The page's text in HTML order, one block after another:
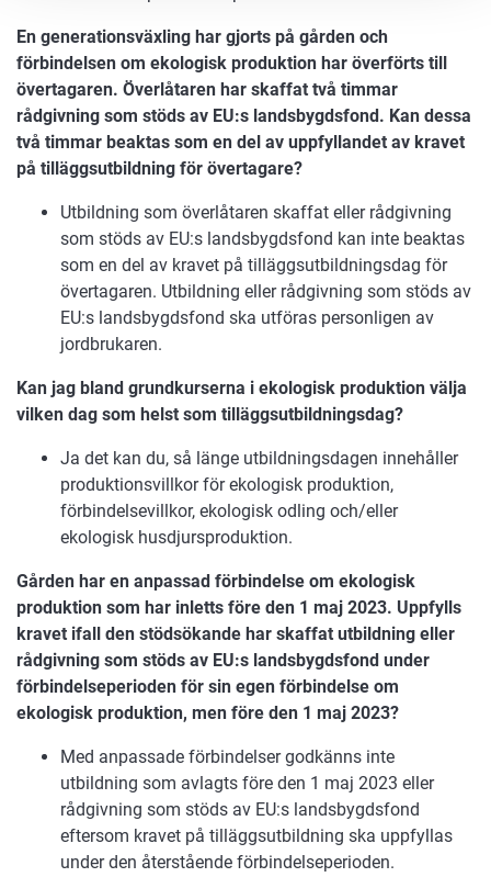
En generationsväxling har gjorts på gården och
förbindelsen om ekologisk produktion har överförts till
övertagaren. Överlåtaren har skaffat två timmar
rådgivning som stöds av EU:s landsbygdsfond. Kan dessa
två timmar beaktas som en del av uppfyllandet av kravet
på tilläggsutbildning för övertagare?
Utbildning som överlåtaren skaffat eller rådgivning
som stöds av EU:s landsbygdsfond kan inte beaktas
som en del av kravet på tilläggsutbildningsdag för
övertagaren. Utbildning eller rådgivning som stöds av
EU:s landsbygdsfond ska utföras personligen av
jordbrukaren.
Kan jag bland grundkurserna i ekologisk produktion välja
vilken dag som helst som tilläggsutbildningsdag?
Ja det kan du, så länge utbildningsdagen innehåller
produktionsvillkor för ekologisk produktion,
förbindelsevillkor, ekologisk odling och/eller
ekologisk husdjursproduktion.
Gården har en anpassad förbindelse om ekologisk
produktion som har inletts före den 1 maj 2023. Uppfylls
kravet ifall den stödsökande har skaffat utbildning eller
rådgivning som stöds av EU:s landsbygdsfond under
förbindelseperioden för sin egen förbindelse om
ekologisk produktion, men före den 1 maj 2023?
Med anpassade förbindelser godkänns inte
utbildning som avlagts före den 1 maj 2023 eller
rådgivning som stöds av EU:s landsbygdsfond
eftersom kravet på tilläggsutbildning ska uppfyllas
under den återstående förbindelseperioden.